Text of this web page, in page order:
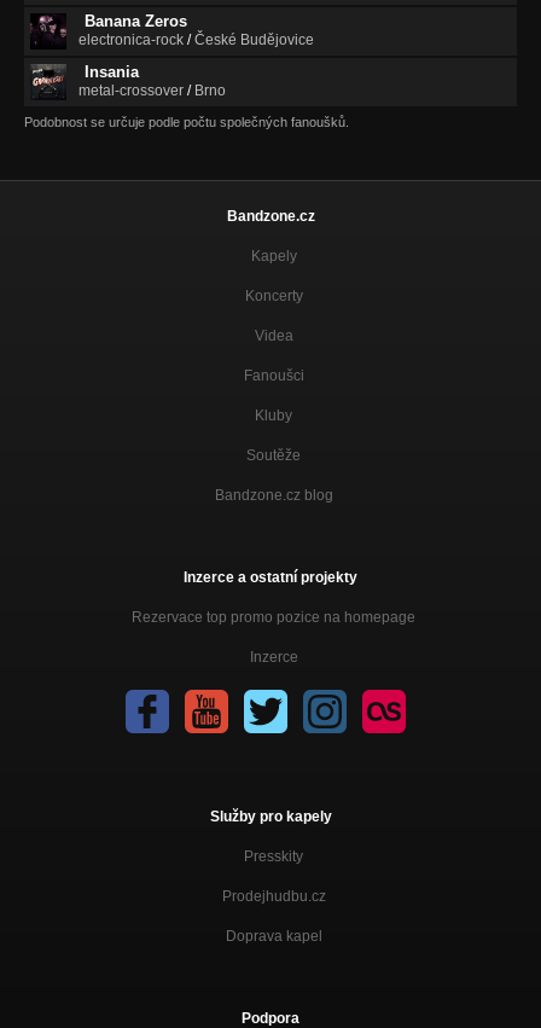
Banana Zeros
electronica-rock /České Budějovice
Insania
metal-crossover / Brno
Podobnost se určuje podle počtu společných fanoušků.
Bandzone.cz
Kapely
Koncerty
Videa
Fanoušci
Kluby
Soutěže
Bandzone.cz blog
Inzerce a ostatní projekty
Rezervace top promo pozice na homepage
Inzerce
Služby pro kapely
Presskity
Prodejhudbu.cz
Doprava kapel
Podpora